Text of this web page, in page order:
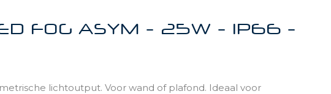
FOG ASYM - 25W - IP66 -
lichtoutput. Voor wand of plafond. Ideaal voor